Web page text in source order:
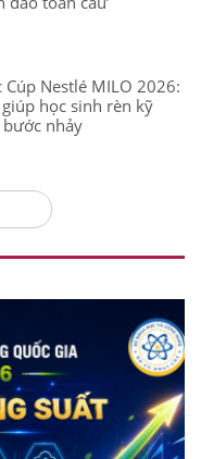
Nestlé MILO 2026:
học sinh rèn kỹ
nhảy